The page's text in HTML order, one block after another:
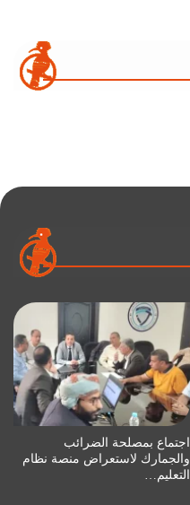
اجتماع بمصلحة الضرائب
والجمارك لاستعراض منصة نظام
التعليم…